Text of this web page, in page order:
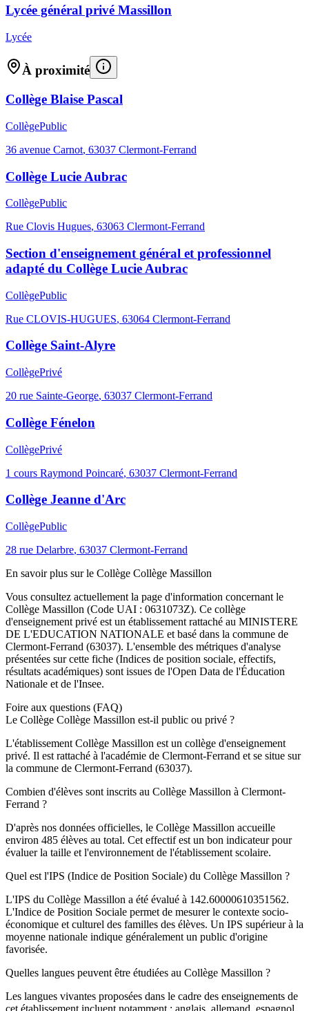
Lycée général privé Massillon
Lycée
À proximité
Collège Blaise Pascal
CollègePublic
36 avenue Carnot, 63037 Clermont-Ferrand
Collège Lucie Aubrac
CollègePublic
Rue Clovis Hugues, 63063 Clermont-Ferrand
Section d'enseignement général et professionnel
adapté du Collège Lucie Aubrac
CollègePublic
Rue CLOVIS-HUGUES, 63064 Clermont-Ferrand
Collège Saint-Alyre
CollègePrivé
20 rue Sainte-George, 63037 Clermont-Ferrand
Collège Fénelon
CollègePrivé
1 cours Raymond Poincaré, 63037 Clermont-Ferrand
Collège Jeanne d'Arc
CollègePublic
28 rue Delarbre, 63037 Clermont-Ferrand
En savoir plus sur le Collège Collège Massillon
Vous consultez actuellement la page d'information concernant le
Collège Massillon (Code UAI : 0631073Z). Ce collège
d'enseignement privé est un établissement rattaché au MINISTERE
DE L'EDUCATION NATIONALE et basé dans la commune de
Clermont-Ferrand (63037). L'ensemble des métriques d'analyse
présentées sur cette fiche (Indices de position sociale, effectifs,
résultats académiques) sont issues de l'Open Data de l'Éducation
Nationale et de l'Insee.
Foire aux questions (FAQ)
Le Collège Collège Massillon est-il public ou privé ?
L'établissement Collège Massillon est un collège d'enseignement
privé. Il est rattaché à l'académie de Clermont-Ferrand et se situe sur
la commune de Clermont-Ferrand (63037).
Combien d'élèves sont inscrits au Collège Massillon à Clermont-
Ferrand ?
D'après nos données officielles, le Collège Massillon accueille
environ 485 élèves au total. Cet effectif est un bon indicateur pour
évaluer la taille et l'environnement de l'établissement scolaire.
Quel est l'IPS (Indice de Position Sociale) du Collège Massillon ?
L'IPS du Collège Massillon a été évalué à 142.60000610351562.
L'Indice de Position Sociale permet de mesurer le contexte socio-
économique et culturel des familles des élèves. Un IPS supérieur à la
moyenne nationale indique généralement un public d'origine
favorisée.
Quelles langues peuvent être étudiées au Collège Massillon ?
Les langues vivantes proposées dans le cadre des enseignements de
cet établissement incluent notamment : anglais, allemand, espagnol.